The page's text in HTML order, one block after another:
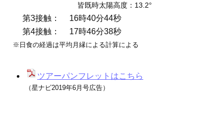
皆既時太陽高度：13.2°
第3接触：
16時40分44秒
第4接触：
17時46分38秒
※日食の経過は平均月縁による計算による
ツアーパンフレットはこちら
（星ナビ2019年6月号広告）